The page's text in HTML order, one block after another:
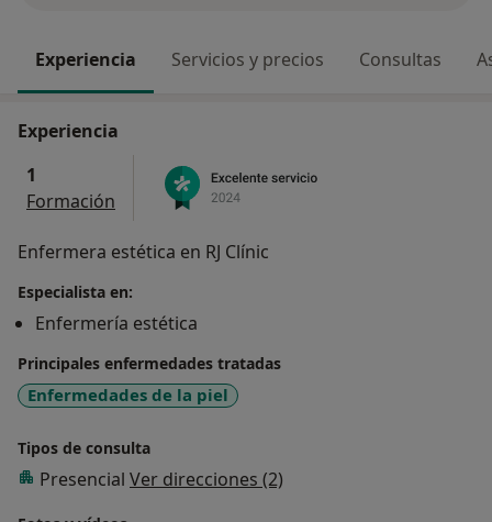
Experiencia Servicios y precios Consultas
Experiencia
1
Formación
Enfermera estética en RJ Clínic
Especialista en:
Enfermería estética
Principales enfermedades tratadas
Enfermedades de la piel
Tipos de consulta
Presencial Ver direcciones (2)